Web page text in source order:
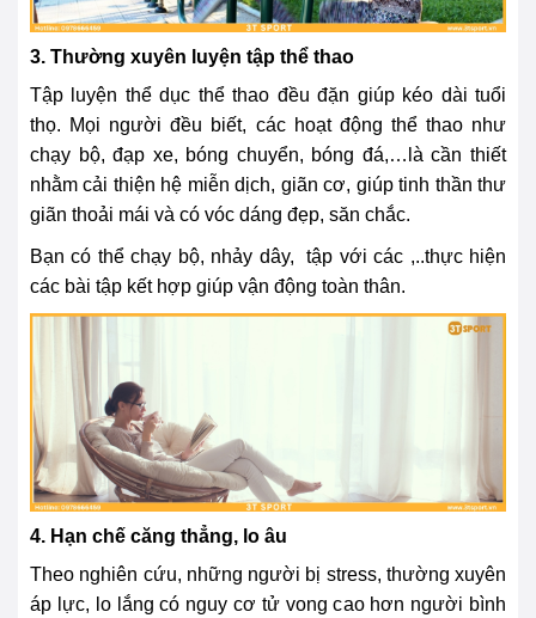
3. Thường xuyên luyện tập thể thao
Tập luyện thể dục thể thao đều đặn giúp kéo dài tuổi
thọ. Mọi người đều biết, các hoạt động thể thao như
chạy bộ, đạp xe, bóng chuyển, bóng đá,…là cần thiết
nhằm cải thiện hệ miễn dịch, giãn cơ, giúp tinh thần thư
giãn thoải mái và có vóc dáng đẹp, săn chắc.
Bạn có thể chạy bộ, nhảy dây, tập với các ,..thực hiện
các bài tập kết hợp giúp vận động toàn thân.
4. Hạn chế căng thẳng, lo âu
Theo nghiên cứu, những người bị stress, thường xuyên
áp lực, lo lắng có nguy cơ tử vong cao hơn người bình